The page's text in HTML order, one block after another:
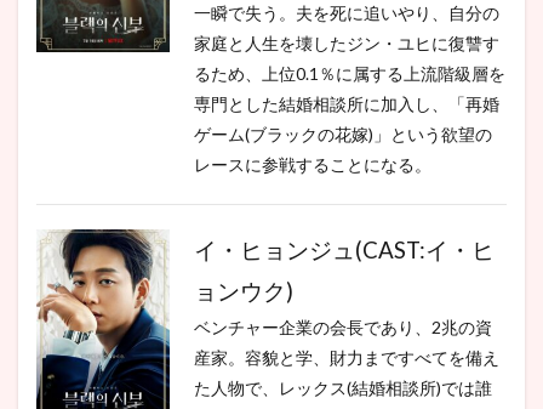
一瞬で失う。夫を死に追いやり、自分の
家庭と人生を壊したジン・ユヒに復讐す
るため、上位0.1％に属する上流階級層を
専門とした結婚相談所に加入し、「再婚
ゲーム(ブラックの花嫁)」という欲望の
レースに参戦することになる。
イ・ヒョンジュ(CAST:イ・ヒ
ョンウク)
ベンチャー企業の会長であり、2兆の資
産家。容貌と学、財力まですべてを備え
た人物で、レックス(結婚相談所)では誰